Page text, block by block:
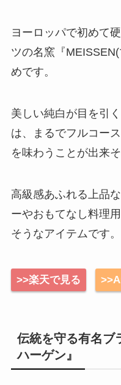
ヨーロッパで初めて
ツの名窯『
めです。
美しい純白が目を引
は、まるでフルコー
を味わうことが出来そ
高級感あふれる上品
ーやおもてなし料理
そうなアイテムです。
>>楽天で見る
伝統を守る有名ブ
ハーゲン』